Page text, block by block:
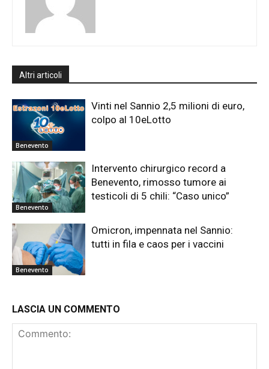
Altri articoli
Benevento
Vinti nel Sannio 2,5 milioni di euro,
colpo al 10eLotto
Benevento
Intervento chirurgico record a
Benevento, rimosso tumore ai
testicoli di 5 chili: “Caso unico”
Benevento
Omicron, impennata nel Sannio:
tutti in fila e caos per i vaccini
LASCIA UN COMMENTO